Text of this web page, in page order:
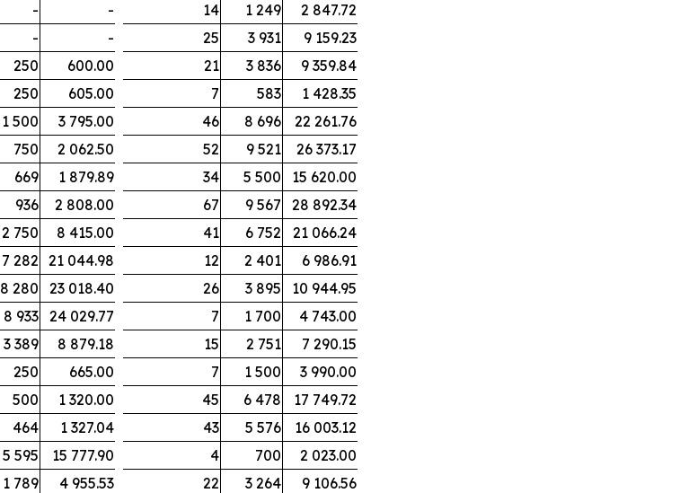
- - 14 1 249
2 847.72
- - 25 3 931
9 159.23
250 600.00 21 3 836
9 359.84
250 605.00 7 583
1 428.35
1 500 3 795.00 46 8 696
22 261.76
750 2 062.50 52 9 521
26 373.17
669 1 879.89 34 5 500
15 620.00
936 2 808.00 67 9 567
28 892.34
2 750 8 415.00 41 6 752
21 066.24
7 282 21 044.98 12 2 401
6 986.91
8 280 23 018.40 26 3 895
10 944.95
8 933 24 029.77 7 1 700
4 743.00
3 389 8 879.18 15 2 751
7 290.15
250 665.00 7 1 500
3 990.00
500 1 320.00 45 6 478
17 749.72
464 1 327.04 43 5 576
16 003.12
5 595 15 777.90 4 700
2 023.00
1 789 4 955.53 22 3 264
9 106.56